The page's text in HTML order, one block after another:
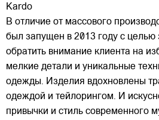
Kardo
В отличие от массового
был запущен в 2013 году с целью
обратить внимание клиента на
мелкие детали и уникальные
одежды. Изделия вдохновлены
одеждой и тейлорингом. И
привычки и стиль современного